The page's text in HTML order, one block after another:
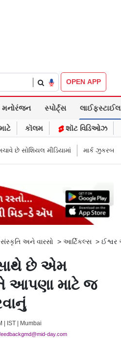
OPEN APP
મનોરંજન સ્પોર્ટ્સ લાઈફસ્ટાઈલ
કૉલમ શૉટ વિડિઓઝ
માની Metaની ભૂલ, ચાઈલ્ડ અબ્યૂઝ કૉન્ટેન્ટ
સંસ્કૃતિ અને વારસો > આર્ટિકલ્સ > ઈશ્વર
છે એમ
આપણા માટે જ
| IST | Mumbai
day.com